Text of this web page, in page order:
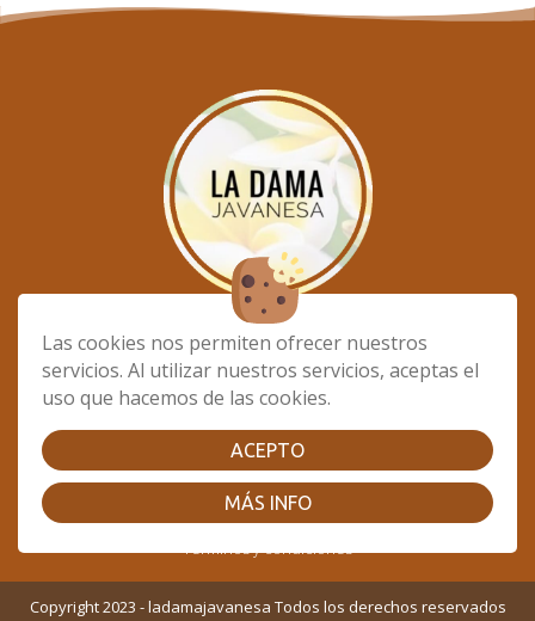
Las cookies nos permiten ofrecer nuestros
servicios. Al utilizar nuestros servicios, aceptas el
uso que hacemos de las cookies.
ACEPTO
MÁS INFO
CONTACTANOS:
681873592
informacion@ladamajavanesa.com
Cookies|Aviso Legal|Política de Privacidad|
Términos y condiciones
Copyright 2023 - ladamajavanesa Todos los derechos reservados